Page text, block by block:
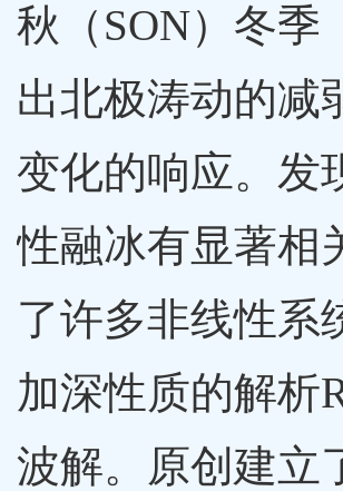
秋（SON）冬季
出北极涛动的
变化的响应。发
性融冰有显著相
了许多非线性系
加深性质的解析
波解。原创建立